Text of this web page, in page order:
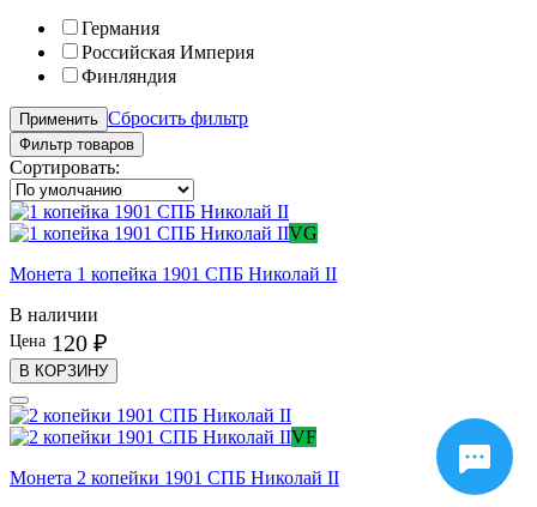
Германия
Российская Империя
Финляндия
Применить Сбросить фильтр
Фильтр товаров
Сортировать:
VG
Монета 1 копейка 1901 СПБ Николай II
В наличии
Цена 120 ₽
В КОРЗИНУ
VF
Монета 2 копейки 1901 СПБ Николай II